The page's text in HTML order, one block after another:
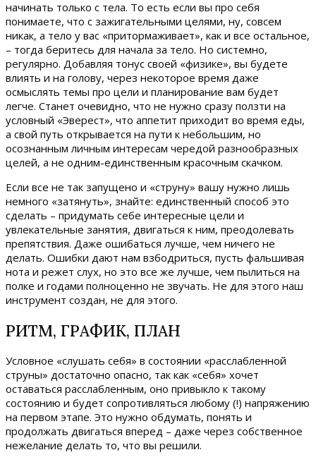
начинать только с тела. То есть если вы про себя
понимаете, что с зажигательными целями, ну, совсем
никак, а тело у вас «притормаживает», как и все остальное,
– тогда беритесь для начала за тело. Но системно,
регулярно. Добавляя тонус своей «физике», вы будете
влиять и на голову, через некоторое время даже
осмыслять темы про цели и планирование вам будет
легче. Станет очевидно, что не нужно сразу ползти на
условный «Эверест», что аппетит приходит во время еды,
а свой путь открывается на пути к небольшим, но
осознанным личным интересам чередой разнообразных
целей, а не одним-единственным красочным скачком.
Если все не так запущено и «струну» вашу нужно лишь
немного «затянуть», знайте: единственный способ это
сделать – придумать себе интересные цели и
увлекательные занятия, двигаться к ним, преодолевать
препятствия. Даже ошибаться лучше, чем ничего не
делать. Ошибки дают нам взбодриться, пусть фальшивая
нота и режет слух, но это все же лучше, чем пылиться на
полке и годами полноценно не звучать. Не для этого наш
инструмент создан, не для этого.
РИТМ, ГРАФИК, ПЛАН
Условное «слушать себя» в состоянии «расслабленной
струны» достаточно опасно, так как «себя» хочет
оставаться расслабленным, оно привыкло к такому
состоянию и будет сопротивляться любому (!) напряжению
на первом этапе. Это нужно обдумать, понять и
продолжать двигаться вперед – даже через собственное
нежелание делать то, что вы решили.